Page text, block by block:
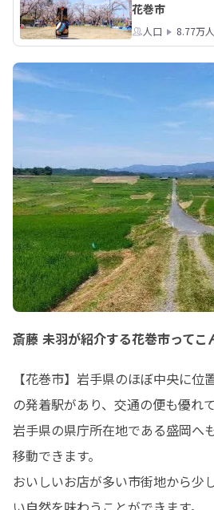
花巻市
人口 8.77万人
斎藤 未羽が紹介する花巻市ってこ
【花巻市】岩手県のほぼ中央に位
の発着駅があり、交通の便も優れて
岩手県の県庁所在地である盛岡へ
移動できます。
おいしいお店が多い市街地から少